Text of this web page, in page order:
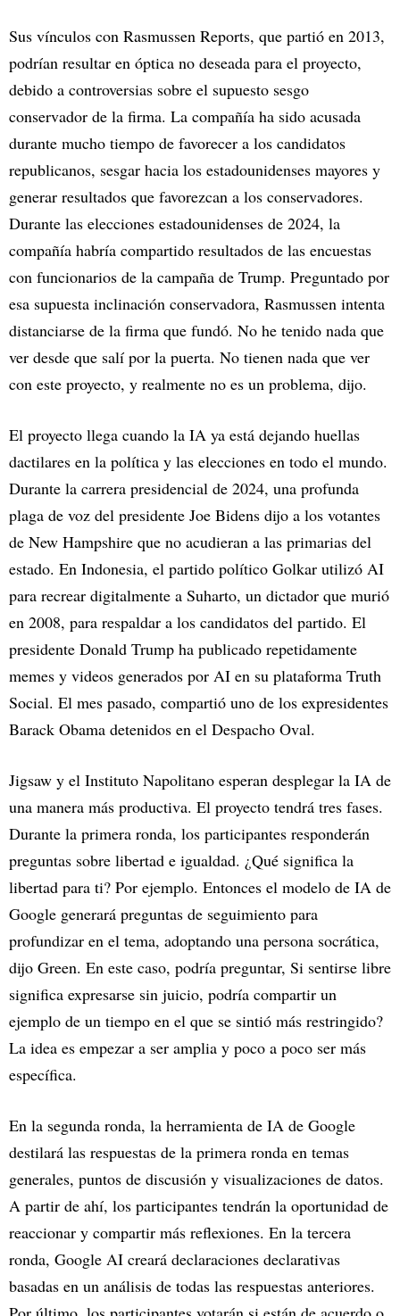
Sus vínculos con Rasmussen Reports, que partió en 2013,
podrían resultar en óptica no deseada para el proyecto,
debido a controversias sobre el supuesto sesgo
conservador de la firma. La compañía ha sido acusada
durante mucho tiempo de favorecer a los candidatos
republicanos, sesgar hacia los estadounidenses mayores y
generar resultados que favorezcan a los conservadores.
Durante las elecciones estadounidenses de 2024, la
compañía habría compartido resultados de las encuestas
con funcionarios de la campaña de Trump. Preguntado por
esa supuesta inclinación conservadora, Rasmussen intenta
distanciarse de la firma que fundó. No he tenido nada que
ver desde que salí por la puerta. No tienen nada que ver
con este proyecto, y realmente no es un problema, dijo.
El proyecto llega cuando la IA ya está dejando huellas
dactilares en la política y las elecciones en todo el mundo.
Durante la carrera presidencial de 2024, una profunda
plaga de voz del presidente Joe Bidens dijo a los votantes
de New Hampshire que no acudieran a las primarias del
estado. En Indonesia, el partido político Golkar utilizó AI
para recrear digitalmente a Suharto, un dictador que murió
en 2008, para respaldar a los candidatos del partido. El
presidente Donald Trump ha publicado repetidamente
memes y videos generados por AI en su plataforma Truth
Social. El mes pasado, compartió uno de los expresidentes
Barack Obama detenidos en el Despacho Oval.
Jigsaw y el Instituto Napolitano esperan desplegar la IA de
una manera más productiva. El proyecto tendrá tres fases.
Durante la primera ronda, los participantes responderán
preguntas sobre libertad e igualdad. ¿Qué significa la
libertad para ti? Por ejemplo. Entonces el modelo de IA de
Google generará preguntas de seguimiento para
profundizar en el tema, adoptando una persona socrática,
dijo Green. En este caso, podría preguntar, Si sentirse libre
significa expresarse sin juicio, podría compartir un
ejemplo de un tiempo en el que se sintió más restringido?
La idea es empezar a ser amplia y poco a poco ser más
específica.
En la segunda ronda, la herramienta de IA de Google
destilará las respuestas de la primera ronda en temas
generales, puntos de discusión y visualizaciones de datos.
A partir de ahí, los participantes tendrán la oportunidad de
reaccionar y compartir más reflexiones. En la tercera
ronda, Google AI creará declaraciones declarativas
basadas en un análisis de todas las respuestas anteriores.